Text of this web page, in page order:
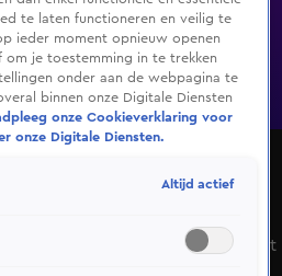
Programma's De Bondgenoten
overtuigen om alvast een chalet
hopen ze de
te laten functioneren en veilig te
ieder moment opnieuw openen
om je toestemming in te trekken
onder aan de webpagina te
binnen onze Digitale Diensten
onze Cookieverklaring voor
onze Digitale Diensten.
Altijd actief